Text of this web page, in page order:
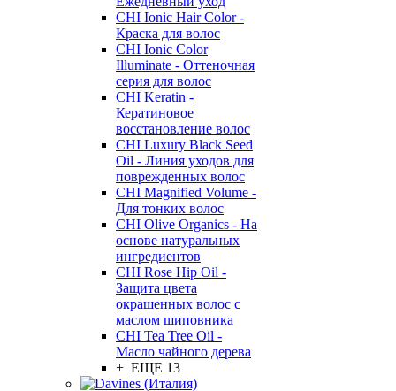
CHI Ionic Hair Color -
Краска для волос
CHI Ionic Color
Illuminate - Оттеночная
серия для волос
CHI Keratin -
Кератиновое
восстановление волос
CHI Luxury Black Seed
Oil - Линия уходов для
поврежденных волос
CHI Magnified Volume -
Для тонких волос
CHI Olive Organics - На
основе натуральных
ингредиентов
CHI Rose Hip Oil -
Защита цвета
окрашенных волос с
маслом шиповника
CHI Tea Tree Oil -
Масло чайного дерева
+ ЕЩЕ 13